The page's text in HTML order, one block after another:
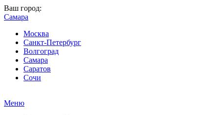
Ваш город:
Самара
Москва
Санкт-Петербург
Волгоград
Самара
Саратов
Сочи
Меню